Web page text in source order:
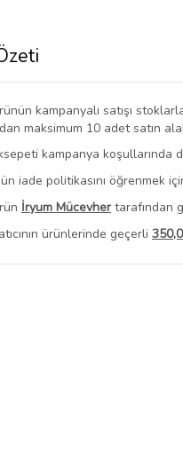
kampanyalı satışı
maksimum 10 adet satın
kampanya koşullarında
iade politikasını öğrenmek
İryum Mücevher tarafından
ürünlerinde geçerli
Tüm Ürünlerini